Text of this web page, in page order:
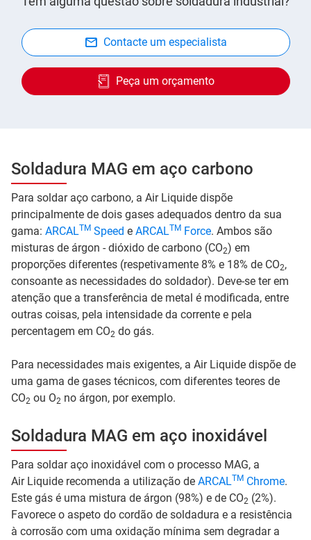
Contacte um especialista
Peça um orçamento
Soldadura MAG em aço carbono
Para soldar aço carbono, a Air Liquide dispõe
principalmente de dois gases adequados dentro da sua
gama: ARCALTM Speed e ARCALTM Force. Ambos são
misturas de árgon - dióxido de carbono (CO2) em
proporções diferentes (respetivamente 8% e 18% de CO2,
consoante as necessidades do soldador). Deve-se ter em
atenção que a transferência de metal é modificada, entre
outras coisas, pela intensidade da corrente e pela
percentagem em CO2 do gás.
Para necessidades mais exigentes, a Air Liquide dispõe de
uma gama de gases técnicos, com diferentes teores de
CO2 ou O2 no árgon, por exemplo.
Soldadura MAG em aço inoxidável
Para soldar aço inoxidável com o processo MAG, a
Air Liquide recomenda a utilização de ARCALTM Chrome.
Este gás é uma mistura de árgon (98%) e de CO2 (2%).
Favorece o aspeto do cordão de soldadura e a resistência
à corrosão com uma oxidação mínima sem degradar a